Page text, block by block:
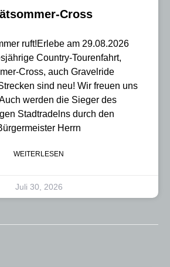
Cross
ruft!Erlebe am 29.08.2026
Country-Tourenfahrt,
Cross, auch Gravelride
sind neu! Wir freuen uns
werden die Sieger des
Stadtradelns durch den
Herrn
WEITERLESEN
Juli 30, 2026